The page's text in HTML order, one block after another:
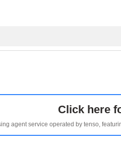
Click here
agent service operated by tenso,